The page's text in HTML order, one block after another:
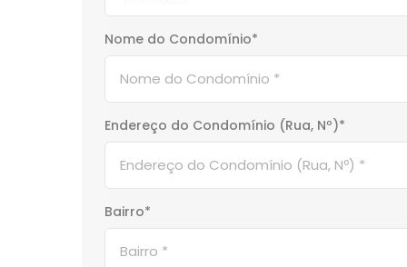
Nome do Condomínio*
Endereço do Condomínio (Rua, Nº)*
Bairro*